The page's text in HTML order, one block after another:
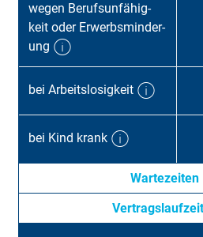
wegen Berufs­unfähig­
keit oder Er­werbs­minder­
ung
bei Arbeitslosigkeit
bei Kind krank
Wartezeiten